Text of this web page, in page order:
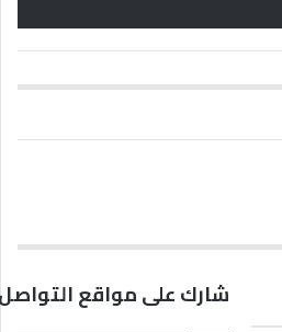
شارك على مواقع